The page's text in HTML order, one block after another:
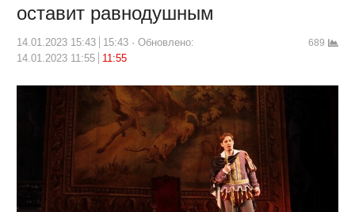
оставит равнодушным
14.01.2023 15:43 15:43
Обновлено:
14.01.2023 11:55
11:55
689